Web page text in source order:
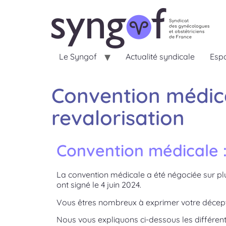
Le Syngof Actualité syndicale
Convention
revalorisation
Convention
La convention médicale a été négociée sur
ont signé le 4 juin 2024.
Vous êtres nombreux à exprimer votre
Nous vous expliquons ci-dessous les